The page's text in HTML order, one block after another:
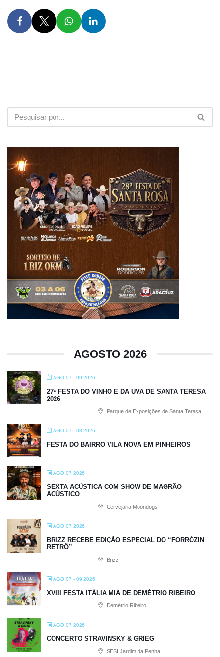
AGOSTO 2026
AGO 07 - 09 2026
27ª FESTA DO VINHO E DA UVA DE SANTA TERESA
2026
Parque de Exposições de Santa Teresa
AGO 07 - 08 2026
FESTA DO BAIRRO VILA NOVA EM PINHEIROS
AGO 07 2026
SEXTA ACÚSTICA COM SHOW DE MAGRÃO
ACÚSTICO
Cervejaria Moondogs
AGO 07 2026
BRIZZ RECEBE EDIÇÃO ESPECIAL DO “FORRÓZIN
RETRÔ”
Brizz
AGO 07 - 09 2026
XVIII FESTA ITÁLIA MIA DE DEMÉTRIO RIBEIRO
Demétrio Ribeiro
AGO 07 2026
CONCERTO STRAVINSKY & GRIEG
SESI Jardim da Penha